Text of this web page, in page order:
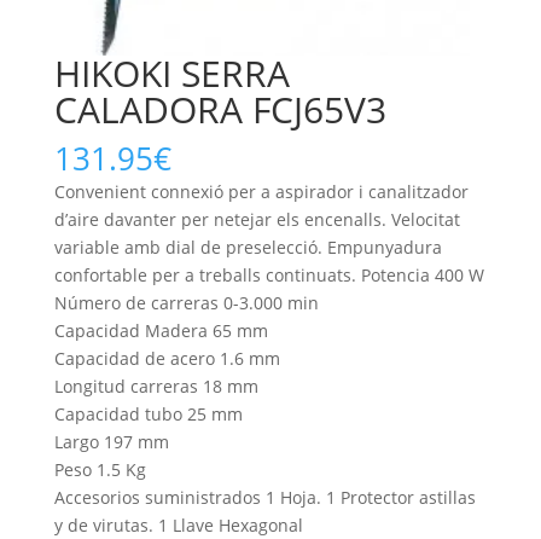
HIKOKI SERRA
CALADORA FCJ65V3
131.95€
Convenient connexió per a aspirador i canalitzador
d’aire davanter per netejar els encenalls. Velocitat
variable amb dial de preselecció. Empunyadura
confortable per a treballs continuats. Potencia 400 W
Número de carreras 0-3.000 min
Capacidad Madera 65 mm
Capacidad de acero 1.6 mm
Longitud carreras 18 mm
Capacidad tubo 25 mm
Largo 197 mm
Peso 1.5 Kg
Accesorios suministrados 1 Hoja. 1 Protector astillas
y de virutas. 1 Llave Hexagonal